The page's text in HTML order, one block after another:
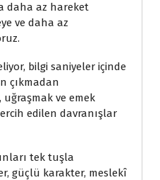
daha az hareket
ve daha az
bilgi saniyeler içinde
çıkmadan
uğraşmak ve emek
edilen davranışlar
tek tuşla
güçlü karakter, meslekî